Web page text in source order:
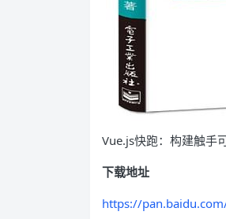
Vue.js快跑：构建触手
下载地址
https://